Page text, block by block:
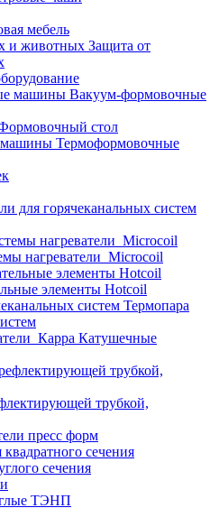
мебель
Защита от
Вакуум-формовочные
стол
Термоформовочные
для горячеканальных систем
нагреватели_Microcoil
элементы Hotcoil
Термопара
Катушечные
трубкой,
пресс форм
квадратного сечения
сечения
ТЭНП